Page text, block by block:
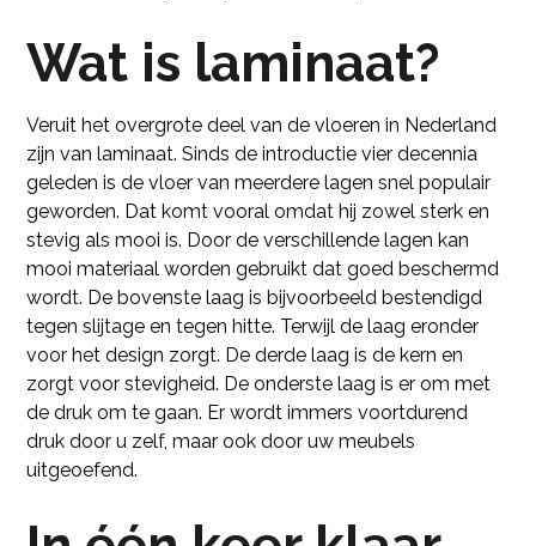
Wat is laminaat?
Veruit het overgrote deel van de vloeren in Nederland
zijn van laminaat. Sinds de introductie vier decennia
geleden is de vloer van meerdere lagen snel populair
geworden. Dat komt vooral omdat hij zowel sterk en
stevig als mooi is. Door de verschillende lagen kan
mooi materiaal worden gebruikt dat goed beschermd
wordt. De bovenste laag is bijvoorbeeld bestendigd
tegen slijtage en tegen hitte. Terwijl de laag eronder
voor het design zorgt. De derde laag is de kern en
zorgt voor stevigheid. De onderste laag is er om met
de druk om te gaan. Er wordt immers voortdurend
druk door u zelf, maar ook door uw meubels
uitgeoefend.